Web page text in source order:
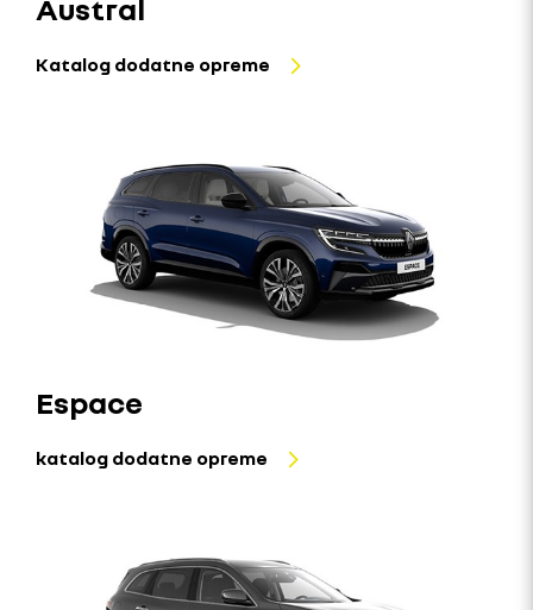
Austral
Katalog dodatne opreme
Espace
katalog dodatne opreme